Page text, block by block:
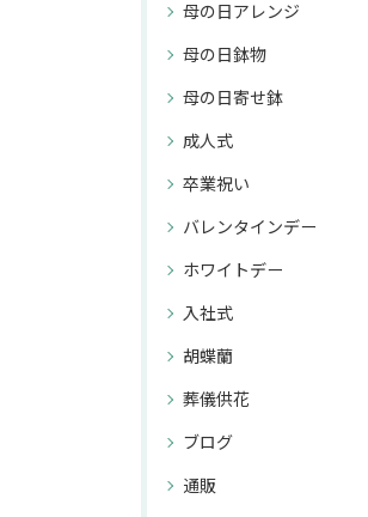
母の日アレンジ
母の日鉢物
母の日寄せ鉢
成人式
卒業祝い
バレンタインデー
ホワイトデー
入社式
胡蝶蘭
葬儀供花
ブログ
通販